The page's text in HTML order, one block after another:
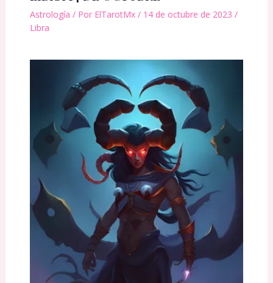
Astrología / Por ElTarotMx / 14 de octubre de 2023 /
Libra